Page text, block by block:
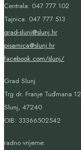
Centrala: 047 777 102
Tajnica: 047 777 513
grad-slunj@slunj.hr
pisarnica@slunj.hr
facebook.com/slunj/
Grad Slunj
Trg dr. Franje Tuđmana 12
Slunj, 47240
OIB: 33366502542
radno vrijeme: